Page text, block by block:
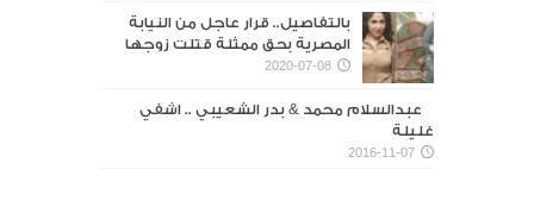
بالتفاصيل.. قرار عاجل من النيابة
المصرية بحق ممثلة قتلت زوجها
2020-07-08
عبدالسلام محمد & بدر الشعيبي .. اشفي
غليلة
2016-11-07